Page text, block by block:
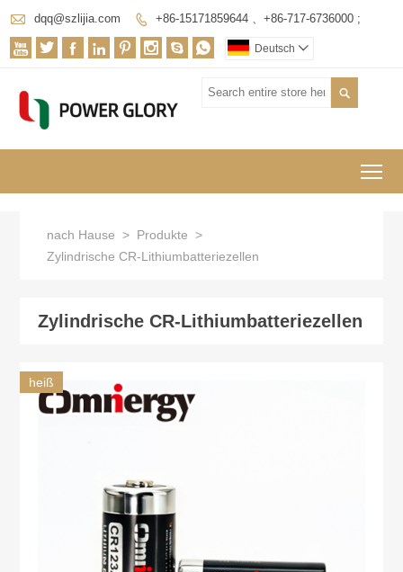
 dqq@szlijia.com  +86-15171859644 、+86-717-6736000 ;
        Deutsch 

nach Hause > Produkte >
Zylindrische CR-Lithiumbatteriezellen
Zylindrische CR-Lithiumbatteriezellen
heiß